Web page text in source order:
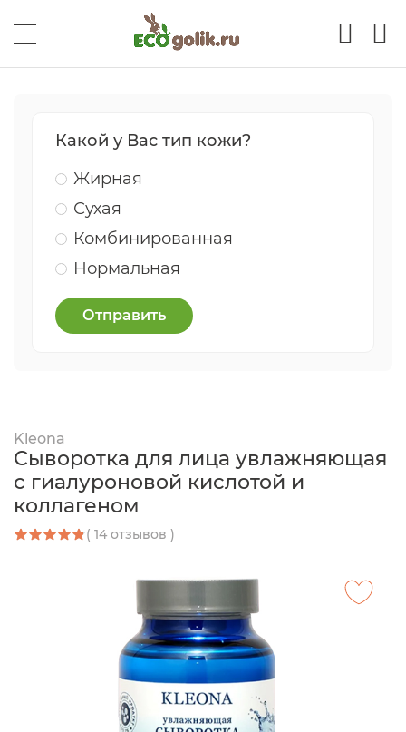
Какой у Вас тип кожи?
Жирная
Сухая
Комбинированная
Нормальная
Отправить
Kleona
Сыворотка для лица увлажняющая
с гиалуроновой кислотой и
коллагеном
( 14 отзывов )